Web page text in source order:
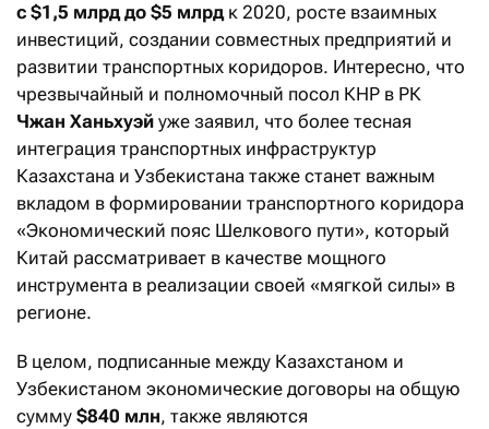
с $1,5 млрд до $5 млрд к 2020, росте взаимных
инвестиций, создании совместных предприятий и
развитии транспортных коридоров. Интересно, что
чрезвычайный и полномочный посол КНР в РК
Чжан Ханьхуэй уже заявил, что более тесная
интеграция транспортных инфраструктур
Казахстана и Узбекистана также станет важным
вкладом в формировании транспортного коридора
«Экономический пояс Шелкового пути», который
Китай рассматривает в качестве мощного
инструмента в реализации своей «мягкой силы» в
регионе.
В целом, подписанные между Казахстаном и
Узбекистаном экономические договоры на общую
сумму $840 млн, также являются